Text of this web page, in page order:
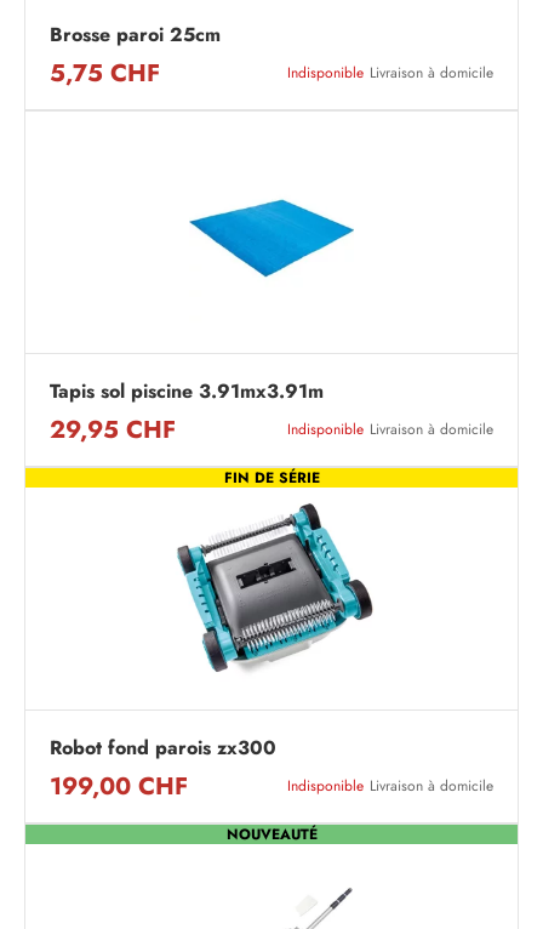
Brosse paroi 25cm
5,75 CHF Indisponible Livraison à domicile
Tapis sol piscine 3.91mx3.91m
29,95 CHF Indisponible Livraison à domicile
FIN DE SÉRIE
Robot fond parois zx300
199,00 CHF Indisponible Livraison à domicile
NOUVEAUTÉ